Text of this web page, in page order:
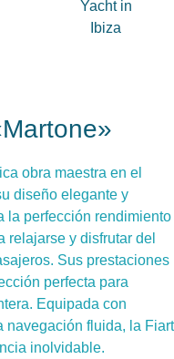
obra maestra en el
diseño elegante y
la perfección rendimiento
relajarse y disfrutar del
Sus prestaciones
perfecta para
Equipada con
navegación fluida, la Fiart
inolvidable.